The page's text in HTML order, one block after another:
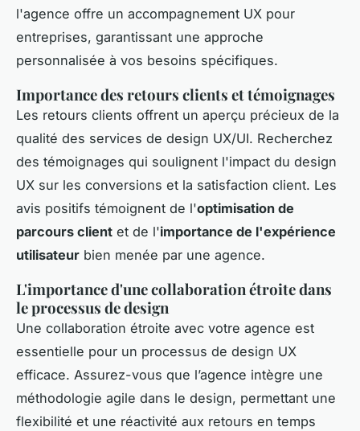
l'agence offre un accompagnement UX pour
entreprises, garantissant une approche
personnalisée à vos besoins spécifiques.
Importance des retours clients et témoignages
Les retours clients offrent un aperçu précieux de la
qualité des services de design UX/UI. Recherchez
des témoignages qui soulignent l'impact du design
UX sur les conversions et la satisfaction client. Les
avis positifs témoignent de l'optimisation de
parcours client et de l'importance de l'expérience
utilisateur bien menée par une agence.
L'importance d'une collaboration étroite dans
le processus de design
Une collaboration étroite avec votre agence est
essentielle pour un processus de design UX
efficace. Assurez-vous que l’agence intègre une
méthodologie agile dans le design, permettant une
flexibilité et une réactivité aux retours en temps